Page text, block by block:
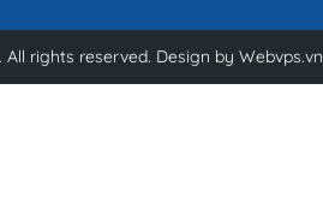
. All rights reserved. Design by Webvps.vn